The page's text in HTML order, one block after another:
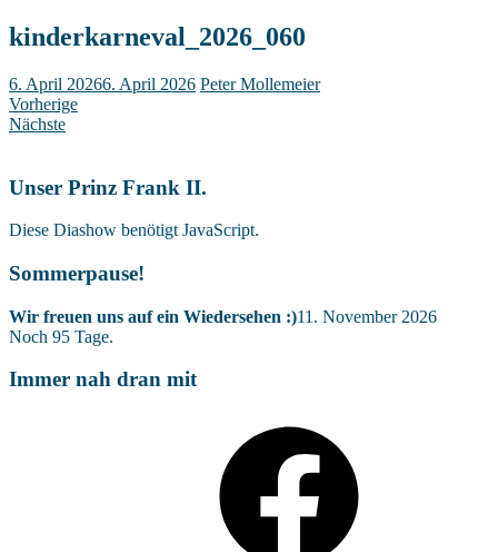
kinderkarneval_2026_060
6. April 20266. April 2026 Peter Mollemeier
Vorherige
Nächste
Unser Prinz Frank II.
Diese Diashow benötigt JavaScript.
Sommerpause!
Wir freuen uns auf ein Wiedersehen :)11. November 2026
Noch 95 Tage.
Immer nah dran mit